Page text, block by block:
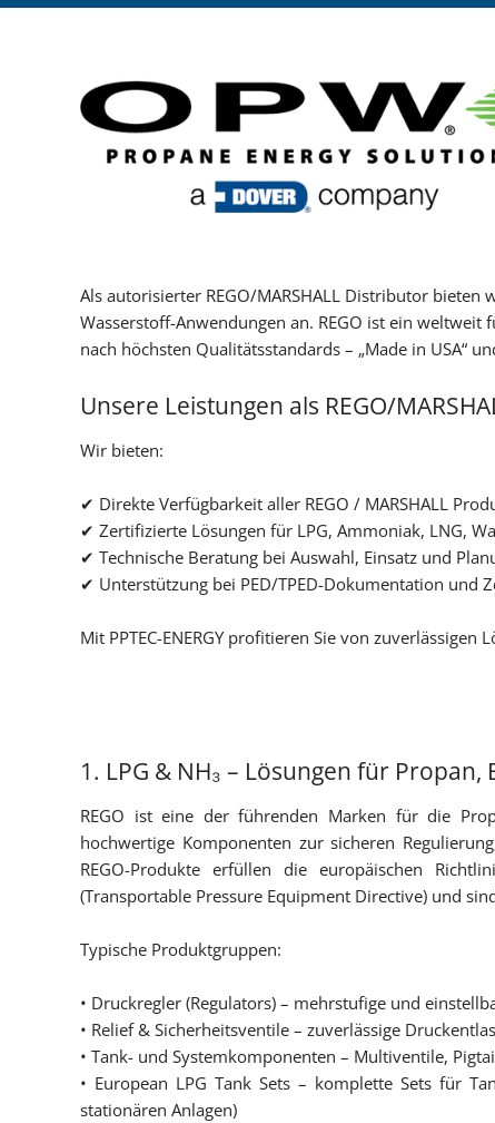
Als autorisierter REGO/MARSHALL Distributor bieten
Wasserstoff-Anwendungen an. REGO ist ein
nach höchsten Qualitätsstandards – „Made in USA“
Unsere Leistungen als REGO/
Wir bieten:
✔ Direkte Verfügbarkeit aller REGO / MARSHALL
✔ Zertifizierte Lösungen für LPG, Ammoniak, LNG,
✔ Technische Beratung bei Auswahl, Einsatz und
✔ Unterstützung bei PED/TPED-Dokumentation und
Mit PPTEC-ENERGY profitieren Sie von
1. LPG & NH₃ – Lösungen für
REGO ist eine der führenden Marken für die
hochwertige Komponenten zur sicheren
REGO-Produkte erfüllen die europäischen
(Transportable Pressure Equipment Directive) und
Typische Produktgruppen:
• Druckregler (Regulators) – mehrstufige und
• Relief & Sicherheitsventile – zuverlässige
• Tank- und Systemkomponenten – Multiventile,
• European LPG Tank Sets – komplette Sets für
stationären Anlagen)